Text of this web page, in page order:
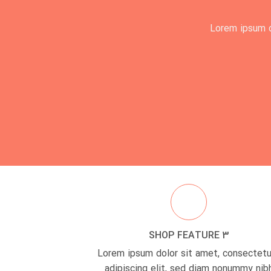
Lorem
SHOP FEATURE 3
Lorem ipsum dolor sit amet,